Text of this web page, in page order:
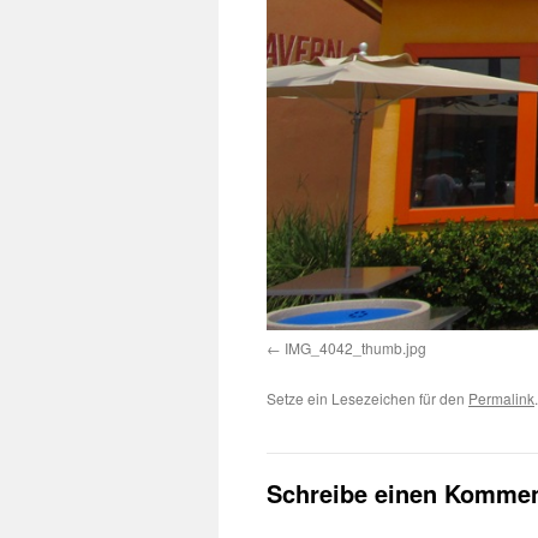
IMG_4042_thumb.jpg
Setze ein Lesezeichen für den Permalink.
Schreibe einen